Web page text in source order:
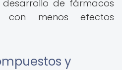
de fármacos
menos efectos
y